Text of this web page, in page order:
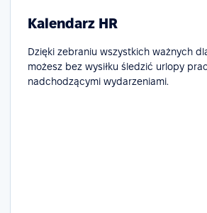
Kalendarz HR
Dzięki zebraniu wszystkich ważnych
możesz bez wysiłku śledzić urlopy
nadchodzącymi wydarzeniami.